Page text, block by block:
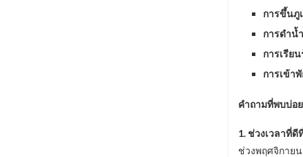
การขึ้นภู
การดำน้
การเรีย
การเข้า
คำถามที่พบบ่อ
1. ช่วงเวลาที่ดี
ช่วงพฤศจิกาย